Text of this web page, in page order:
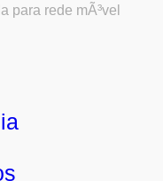
para rede mÃ³vel